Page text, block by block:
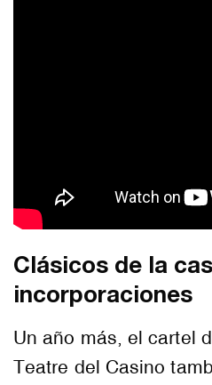
Clásicos de la
incorporaciones
Un año más, el cartel
Teatre del Casino